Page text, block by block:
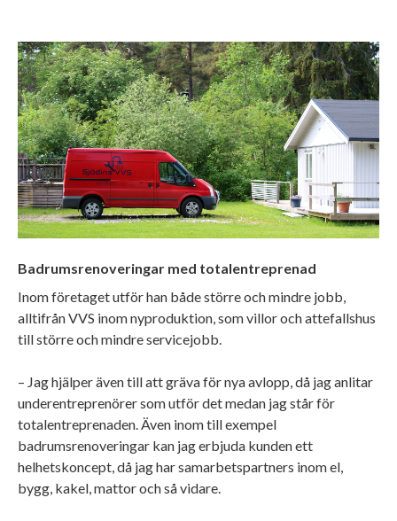
Badrumsrenoveringar med totalentreprenad
Inom företaget utför han både större och mindre jobb,
alltifrån VVS inom nyproduktion, som villor och attefallshus
till större och mindre servicejobb.
– Jag hjälper även till att gräva för nya avlopp, då jag anlitar
underentreprenörer som utför det medan jag står för
totalentreprenaden. Även inom till exempel
badrumsrenoveringar kan jag erbjuda kunden ett
helhetskoncept, då jag har samarbetspartners inom el,
bygg, kakel, mattor och så vidare.